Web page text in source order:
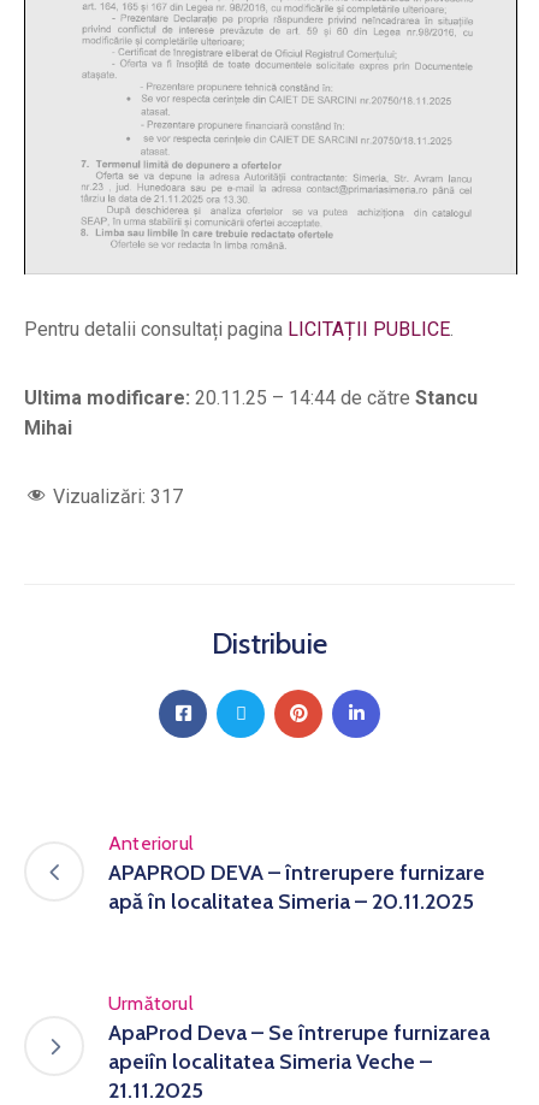
Pentru detalii consultați pagina LICITAȚII PUBLICE
Ultima modificare: 20.11.25 – 14:44 de către Stancu
Mihai
Vizualizări: 317
Distribuie
Anteriorul
APAPROD DEVA – întrerupere furnizare
apă în localitatea Simeria – 20.11.2025
Următorul
ApaProd Deva – Se întrerupe furnizarea
apeiîn localitatea Simeria Veche –
21.11.2025